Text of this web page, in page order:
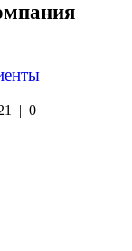
| 0